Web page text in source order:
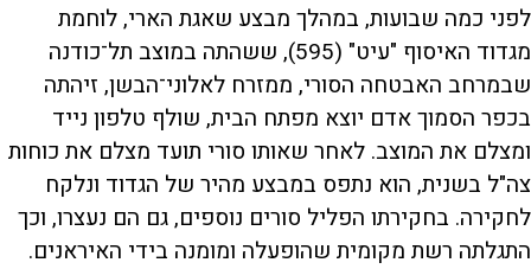
לפני כמה שבועות, במהלך מבצע שאגת הארי, לוחמת
מגדוד האיסוף "עיט" (595), ששהתה במוצב תל־כודנה
שבמרחב האבטחה הסורי, ממזרח לאלוני־הבשן, זיהתה
בכפר הסמוך אדם יוצא מפתח הבית, שולף טלפון נייד
ומצלם את המוצב. לאחר שאותו סורי תועד מצלם את כוחות
צה"ל בשנית, הוא נתפס במבצע מהיר של הגדוד ונלקח
לחקירה. בחקירתו הפליל סורים נוספים, גם הם נעצרו, וכך
התגלתה רשת מקומית שהופעלה ומומנה בידי האיראנים.